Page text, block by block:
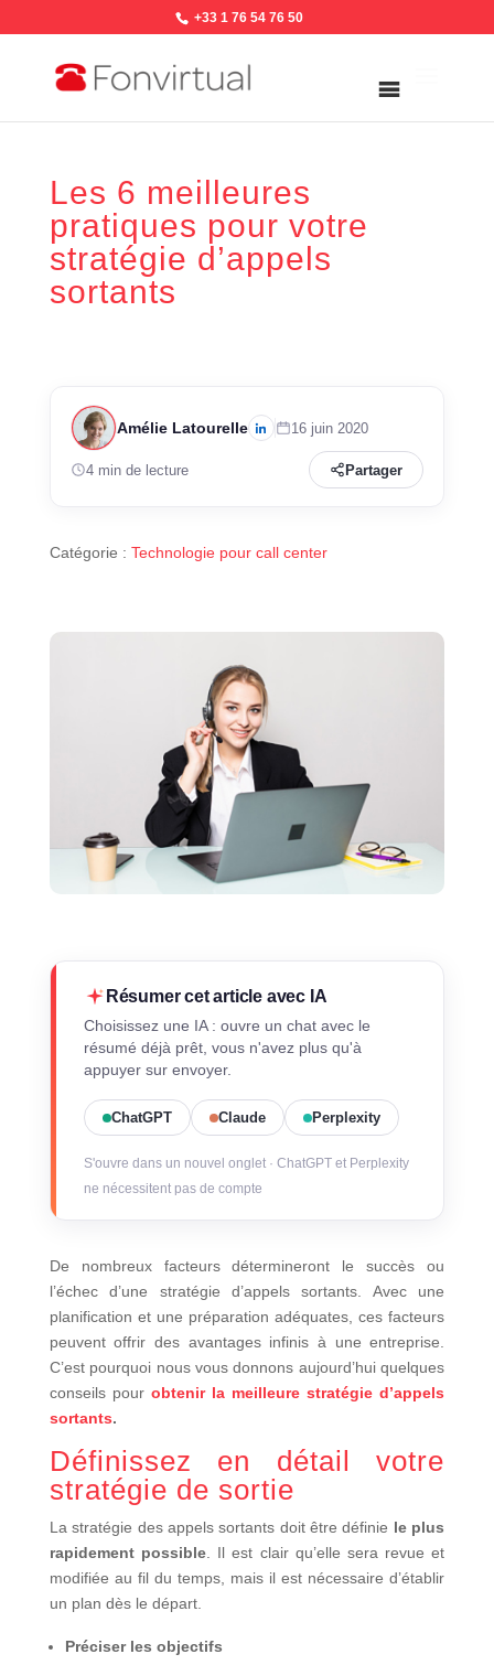
+33 1 76 54 76 50
Les 6 meilleures
pratiques pour votre
stratégie d’appels
sortants
Amélie Latourelle 16 juin 2020
4 min de lecture Partager
Catégorie : Technologie pour call center
Résumer cet article avec IA
Choisissez une IA : ouvre un chat avec le
résumé déjà prêt, vous n'avez plus qu'à
appuyer sur envoyer.
ChatGPT Claude Perplexity
S'ouvre dans un nouvel onglet · ChatGPT et Perplexity
ne nécessitent pas de compte
De nombreux facteurs détermineront le succès ou
l’échec d’une stratégie d’appels sortants. Avec une
planification et une préparation adéquates, ces facteurs
peuvent offrir des avantages infinis à une entreprise.
C’est pourquoi nous vous donnons aujourd’hui quelques
conseils pour obtenir la meilleure stratégie d’appels
sortants.
Définissez en détail votre
stratégie de sortie
La stratégie des appels sortants doit être définie le plus
rapidement possible. Il est clair qu’elle sera revue et
modifiée au fil du temps, mais il est nécessaire d’établir
un plan dès le départ.
Préciser les objectifs